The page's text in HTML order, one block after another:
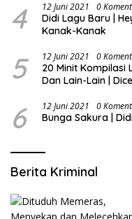
4 12 Juni 2021 0
Didi Lagu Baru |
Kanak-Kanak
5 12 Juni 2021 0
20 Minit Kompilasi
Dan Lain-Lain |
6 12 Juni 2021 0
Bunga Sakura |
Berita Kriminal